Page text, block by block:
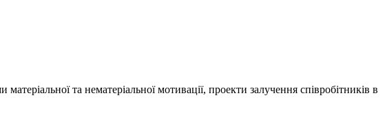
та нематеріальної мотивації, проекти залучення співробітників в